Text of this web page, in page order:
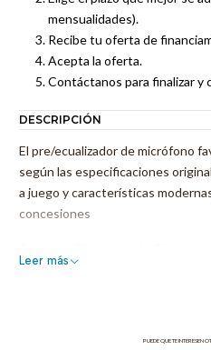
mensualidades).
Recibe tu oferta de
Acepta la oferta.
Contáctanos para finalizar y
DESCRIPCIÓN
El pre/ecualizador de micrófono
según las especificaciones
a juego y características
concesiones
ecualizadores más aclamados de
Leer más
PUEDE QUE TE INTERESEN